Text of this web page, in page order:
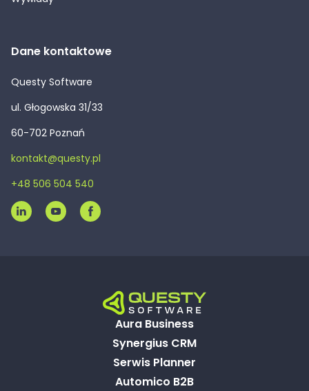
Dane kontaktowe
Questy Software
ul. Głogowska 31/33
60-702 Poznań
kontakt@questy.pl
+48 506 504 540
Aura Business
Synergius CRM
Serwis Planner
Automico B2B